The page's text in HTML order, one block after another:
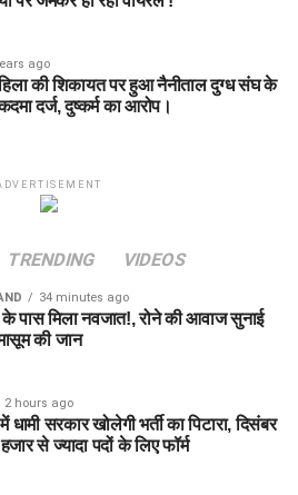
ago
की शिकायत पर हुआ नैनीताल दुग्ध संघ के
दर्ज, दुष्कर्म का आरोप।
TRENDING VIDEOS
34 minutes ago
पास मिला नवजात!, रोने की आवाज सुनाई
की जान
2 hours ago
धामी सरकार खोलेगी भर्ती का पिटारा, दिसंबर
से ज्यादा पदों के लिए फॉर्म